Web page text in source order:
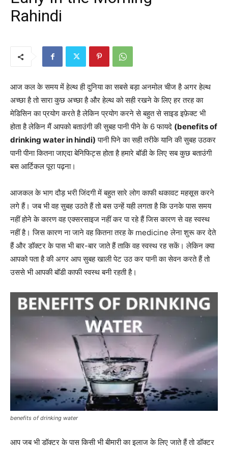
Rahindi
आज कल के समय में हेल्थ ही दुनिया का सबसे बड़ा अनमोल चीज है अगर हेल्थ
अच्छा है तो सारा कुछ अच्छा है और हेल्थ को सही रखने के लिए हर तरह का
मेडिसिन का प्रयोग करते है लेकिन प्रयोग करने से बहुत से साइड इफ़ेक्ट भी
होता है लेकिन मैं आपको बताउंगी की सुबह पानी पीने के 6 फायदे (benefits of
drinking water in hindi) पानी पिने का सही तरीके यानि की सुबह उठकर
पानी पीना कितना जाएदा बेनिफिट्स होता है हमारे बॉडी के लिए सब कुछ बताउंगी
बस आर्टिकल पूरा पढ़ना।
आजकल के भाग दौड़ भरी जिंदगी में बहुत सारे लोग काफी थकावट महसूस करने
लगे हैं। जब भी वह सुबह उठते हैं तो बस उन्हें यही लगता है कि उनके पास समय
नहीं होने के कारण वह एक्सरसाइज नहीं कर पा रहे हैं जिस कारण से वह स्वस्थ
नहीं है। जिस कारण ना जाने वह कितना तरह के medicine लेना शुरू कर देते
हैं और डॉक्टर के पास भी बार-बार जाते हैं ताकि वह स्वस्थ रह सकें। लेकिन क्या
आपको पता है की अगर आप सुबह खाली पेट उठ कर पानी का सेवन करते हैं तो
उससे भी आपकी बॉडी काफी स्वस्थ बनी रहती है।
benefits of drinking water
आप जब भी डॉक्टर के पास किसी भी बीमारी का इलाज के लिए जाते हैं तो डॉक्टर